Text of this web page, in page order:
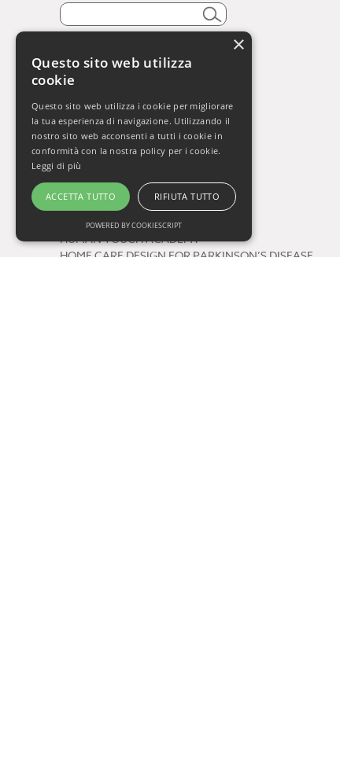
Attività
La Settimana del Cervello
Gli Orizzonti della Salute
Vivere Sani, Vivere Bene 2009-2019
Vivere Sani, Vivere Bene Online
Gli Appuntamenti della Salute
Il Respiro di Oxy.gen
Progetti
HUMAN TOUCH ACADEMY
HOME CARE DESIGN FOR PARKINSON’S DISEASE
×
Questo sito web utilizza
cookie
Questo sito web utilizza i cookie per migliorare
la tua esperienza di navigazione. Utilizzando il
nostro sito web acconsenti a tutti i cookie in
conformità con la nostra policy per i cookie.
Leggi di più
ACCETTA TUTTO RIFIUTA TUTTO
POWERED BY COOKIESCRIPT